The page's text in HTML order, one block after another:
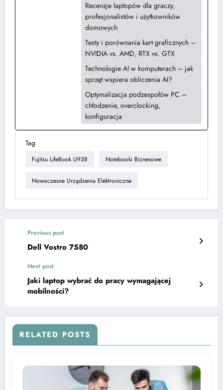
Recenzje laptopów dla graczy,
profesjonalistów i użytkowników
domowych
Testy i porównania kart graficznych –
NVIDIA vs. AMD, RTX vs. GTX
Technologie AI w komputerach – jak
sprzęt wspiera obliczenia AI?
Optymalizacja podzespołów PC –
chłodzenie, overclocking,
konfiguracja
Tag
Fujitsu LifeBook U938 Notebooki Biznesowe
Nowoczesne Urządzenia Elektroniczne
Previous post
Dell Vostro 7580
Next post
Jaki laptop wybrać do pracy wymagającej
mobilności?
RELATED POSTS